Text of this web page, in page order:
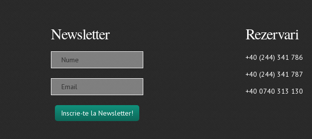
Newsletter Rezervari
+40 (244) 341 786
+40 (244) 341 787
+40 0740 313 130